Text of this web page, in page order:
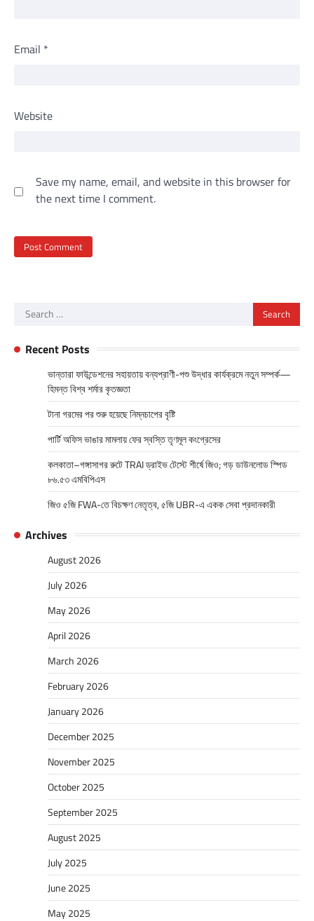
Email *
Website
Save my name, email, and website in this browser for
the next time I comment.
Search
Recent Posts
ভান্তারা ফাউন্ডেশনের সহায়তায় বন্যপ্রাণী-পশু উদ্ধার কার্যক্রমে নতুন সম্পর্ক—
হিমন্ত বিশ্ব শর্মার কৃতজ্ঞতা
টানা গরমের পর শুরু হয়েছে নিম্নচাপের বৃষ্টি
পার্টি অফিস ভাঙার মামলায় ফের স্বস্তি তৃণমূল কংগ্রেসের
কলকাতা–গঙ্গাসাগর রুটে TRAI ড্রাইভ টেস্টে শীর্ষে জিও; গড় ডাউনলোড স্পিড
৮৬.৫৩ এমবিপিএস
জিও ৫জি FWA-তে বিচক্ষণ নেতৃত্ব, ৫জি UBR-এ একক সেবা প্রদানকারী
Archives
August 2026
July 2026
May 2026
April 2026
March 2026
February 2026
January 2026
December 2025
November 2025
October 2025
September 2025
August 2025
July 2025
June 2025
May 2025